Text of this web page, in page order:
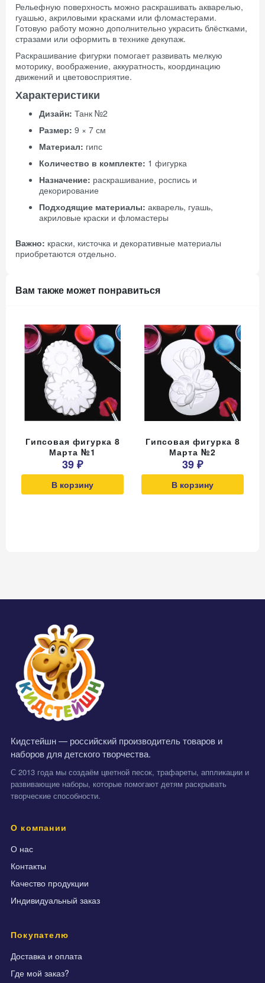
Рельефную поверхность можно раскрашивать акварелью,
гуашью, акриловыми красками или фломастерами.
Готовую работу можно дополнительно украсить блёстками,
стразами или оформить в технике декупаж.
Раскрашивание фигурки помогает развивать мелкую
моторику, воображение, аккуратность, координацию
движений и цветовосприятие.
Характеристики
Дизайн: Танк №2
Размер: 9 × 7 см
Материал: гипс
Количество в комплекте: 1 фигурка
Назначение: раскрашивание, роспись и
декорирование
Подходящие материалы: акварель, гуашь,
акриловые краски и фломастеры
Важно: краски, кисточка и декоративные материалы
приобретаются отдельно.
Вам также может понравиться
Гипсовая фигурка 8
Марта №1
39 ₽
В корзину
Гипсовая фигурка 8
Марта №2
39 ₽
В корзину
Кидстейшн — российский производитель товаров и
наборов для детского творчества.
С 2013 года мы создаём цветной песок, трафареты, аппликации и
развивающие наборы, которые помогают детям раскрывать
творческие способности.
О компании
О нас
Контакты
Качество продукции
Индивидуальный заказ
Покупателю
Доставка и оплата
Где мой заказ?